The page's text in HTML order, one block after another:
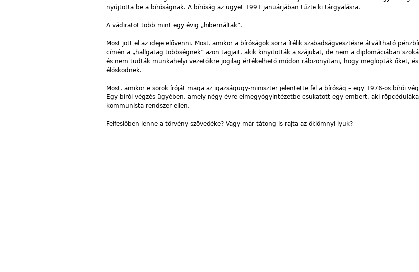
nyújtotta be a bíróságnak. A bíróság az ügyet 1991 januárjában tűzte ki tárgyalásra.
A vádiratot több mint egy évig „hibernáltak”.
Most jött el az ideje elővenni. Most, amikor a bíróságok sorra ítélik szabadságvesztésre átváltható
címén a „hallgatag többségnek” azon tagjait, akik kinyitották a szájukat, de nem a diplomáciában
és nem tudták munkahelyi vezetőikre jogilag értékelhető módon rábizonyítani, hogy meglopták őket,
élősködnek.
Most, amikor e sorok íróját maga az igazságügy-miniszter jelentette fel a bíróság – egy 1976-os bírói
Egy bírói végzés ügyében, amely négy évre elmegyógyintézetbe csukatott egy embert, aki
kommunista rendszer ellen.
Felfeslőben lenne a törvény szövedéke? Vagy már tátong is rajta az öklömnyi lyuk?